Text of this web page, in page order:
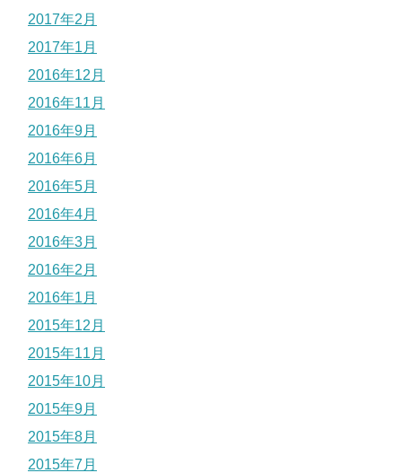
2017年2月
2017年1月
2016年12月
2016年11月
2016年9月
2016年6月
2016年5月
2016年4月
2016年3月
2016年2月
2016年1月
2015年12月
2015年11月
2015年10月
2015年9月
2015年8月
2015年7月